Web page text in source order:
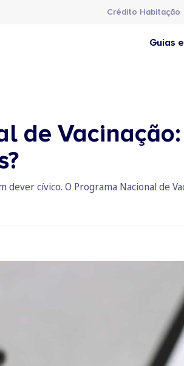
Crédito Habitação
Guias
de
cívico. O Programa Nacional de